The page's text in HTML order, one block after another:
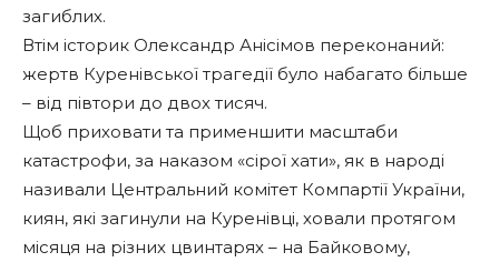
загиблих.
Втім історик Олександр Анісімов переконаний:
жертв Куренівської трагедії було набагато більше
– від півтори до двох тисяч.
Щоб приховати та применшити масштаби
катастрофи, за наказом «сірої хати», як в народі
називали Центральний комітет Компартії України,
киян, які загинули на Куренівці, ховали протягом
місяця на різних цвинтарях – на Байковому,